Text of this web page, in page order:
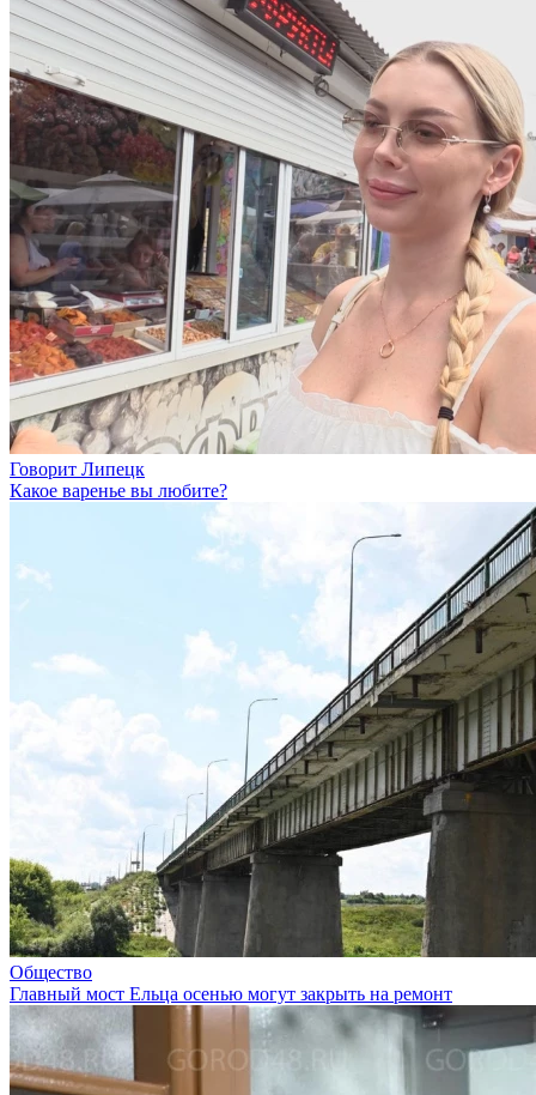
Говорит Липецк
Какое варенье вы любите?
Общество
Главный мост Ельца осенью могут закрыть на ремонт